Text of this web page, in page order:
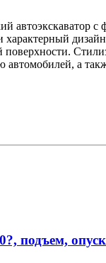
характерный
поверхности.
а